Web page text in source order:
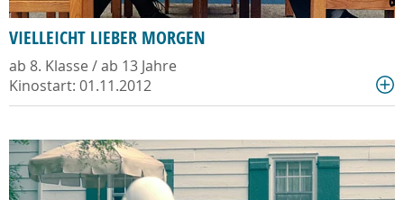
VIELLEICHT LIEBER MORGEN
ab 8. Klasse / ab 13 Jahre
Kinostart: 01.11.2012